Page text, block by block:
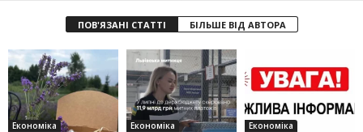
ПОВ'ЯЗАНІ СТАТТІ БІЛЬШЕ ВІД АВТОРА
Економіка Економіка Економіка